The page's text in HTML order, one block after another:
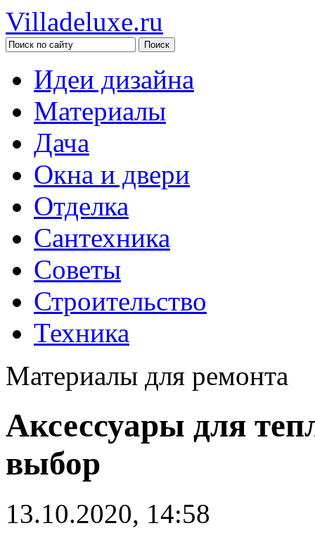
Villadeluxe.ru
Идеи дизайна
Материалы
Дача
Окна и двери
Отделка
Сантехника
Советы
Строительство
Техника
Материалы для ремонта
Аксессуары для
выбор
13.10.2020, 14:58